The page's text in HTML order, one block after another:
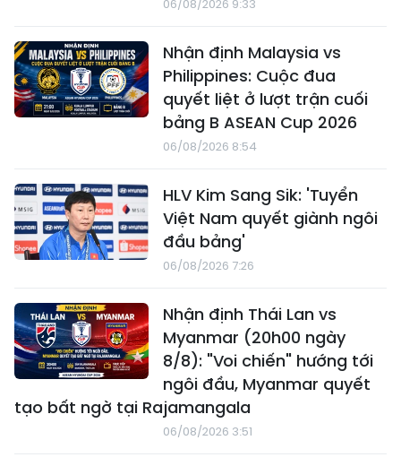
06/08/2026 9:33
Nhận định Malaysia vs
Philippines: Cuộc đua
quyết liệt ở lượt trận cuối
bảng B ASEAN Cup 2026
06/08/2026 8:54
HLV Kim Sang Sik: 'Tuyển
Việt Nam quyết giành ngôi
đầu bảng'
06/08/2026 7:26
Nhận định Thái Lan vs
Myanmar (20h00 ngày
8/8): "Voi chiến" hướng tới
ngôi đầu, Myanmar quyết
tạo bất ngờ tại Rajamangala
06/08/2026 3:51